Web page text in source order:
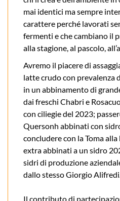
mai identici ma sempre
carattere perché lavorati
fermenti e che cambiano il
alla stagione, al pascolo,
Avremo il piacere di
latte crudo con prevalenza
in un abbinamento di
dai freschi Chabri e
con ciliegie del 2023;
Quersonh abbinati con
concludere con la Toma
extra abbinati a un sidro
sidri di produzione
dallo stesso Giorgio
Il contributo di